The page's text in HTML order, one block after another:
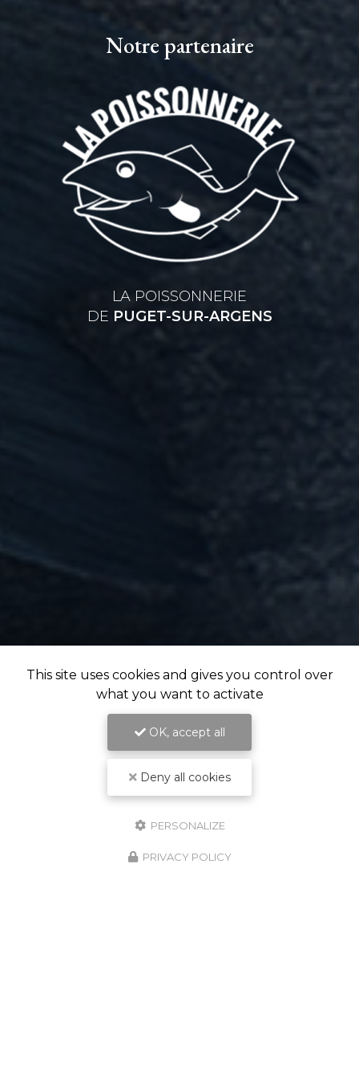
Notre partenaire
LA POISSONNERIE
DE PUGET-SUR-ARGENS
This site uses cookies and gives you control over
what you want to activate
OK, accept all
Deny all cookies
PERSONALIZE
PRIVACY POLICY